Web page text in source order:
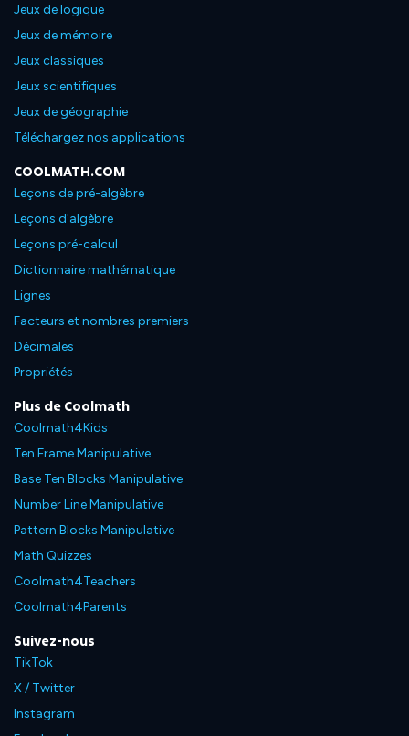
Jeux de logique
Jeux de mémoire
Jeux classiques
Jeux scientifiques
Jeux de géographie
Téléchargez nos applications
COOLMATH.COM
Leçons de pré-algèbre
Leçons d'algèbre
Leçons pré-calcul
Dictionnaire mathématique
Lignes
Facteurs et nombres premiers
Décimales
Propriétés
Plus de Coolmath
Coolmath4Kids
Ten Frame Manipulative
Base Ten Blocks Manipulative
Number Line Manipulative
Pattern Blocks Manipulative
Math Quizzes
Coolmath4Teachers
Coolmath4Parents
Suivez-nous
TikTok
X / Twitter
Instagram